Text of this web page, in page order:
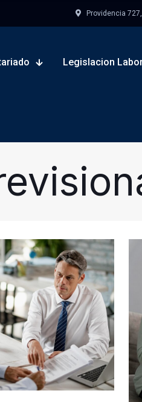
Providencia
Legislacion